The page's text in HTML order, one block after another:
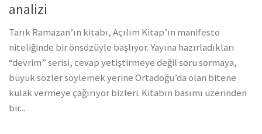
analizi
Tarık Ramazan’ın kitabı, Açılım Kitap’ın manifesto
niteliğinde bir önsözüyle başlıyor. Yayına hazırladıkları
“devrim” serisi, cevap yetiştirmeye değil soru sormaya,
büyük sözler söylemek yerine Ortadoğu’da olan bitene
kulak vermeye çağırıyor bizleri. Kitabın basımı üzerinden
bir...